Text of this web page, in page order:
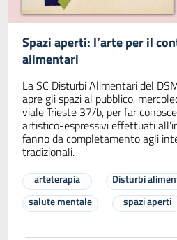
Spazi aperti: l’arte per il
alimentari
La SC Disturbi Alimentari del
apre gli spazi al pubblico,
viale Trieste 37/b, per far
artistico-espressivi effettuati
fanno da completamento agli
tradizionali.
arteterapia
Disturbi
salute mentale
spazi aperti